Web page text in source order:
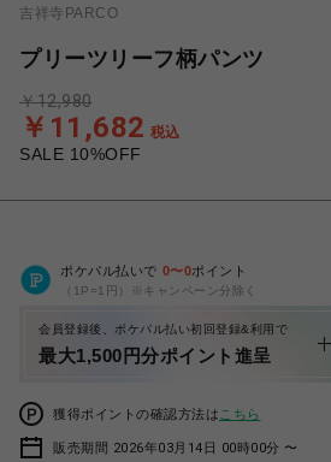
吉祥寺PARCO
プリーツリーフ柄パンツ
SALE 10%OFF
￥11,682 税込
￥12,980
ポケパル払いで 0〜0ポイント
（1P=1円）※キャンペーン分除く
会員登録後、ポケパル払い初回登録&利用で
最大1,500円分ポイント進呈
獲得ポイントの確認方法は こちら
販売期間 2026年03月14日 00時00分 〜